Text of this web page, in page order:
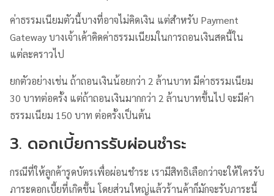
ค่าธรรมเนียมตัวนี้บางที่อาจไม่คิดเงิน แต่สำหรับ Payment
Gateway บางเจ้าเค้าคิดค่าธรรมเนียมในการถอนเงินสดนี้ใน
แต่ละคราวไป
ยกตัวอย่างเช่น ถ้าถอนเงินน้อยกว่า 2 ล้านบาท มีค่าธรรมเนียม
30 บาทต่อครั้ง แต่ถ้าถอนเงินมากกว่า 2 ล้านบาทขึ้นไป จะมีค่า
ธรรมเนียม 150 บาท ต่อครั้งเป็นต้น
3. ดอกเบี้ยการรับผ่อนชำระ
กรณีที่ให้ลูกค้ารูดบัตรเพื่อผ่อนชำระ เรามีสิทธิเลือกว่าจะให้ใครรับ
ภาระดอกเบี้ยที่เกิดขึ้น โดยส่วนใหญ่แล้วร้านค้าก็มักจะรับภาระนี้